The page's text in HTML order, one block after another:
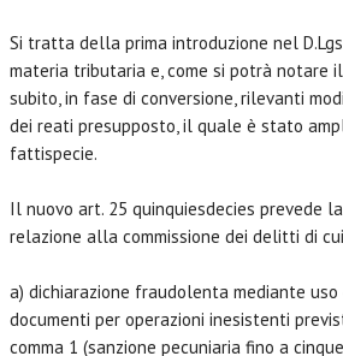
Si tratta della prima introduzione nel
materia tributaria e, come si potrà notare
subito, in fase di conversione, rilevanti
dei reati presupposto, il quale è stato
fattispecie.
Il nuovo art. 25 quinquiesdecies prevede
relazione alla commissione dei delitti di
a) dichiarazione fraudolenta mediante
documenti per operazioni inesistenti
comma 1 (sanzione pecuniaria fino a